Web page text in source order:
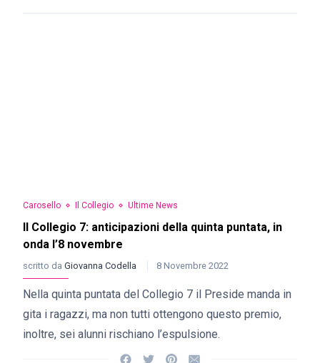
Carosello Il Collegio Ultime News
Il Collegio 7: anticipazioni della quinta puntata, in
onda l’8 novembre
scritto da Giovanna Codella 8 Novembre 2022
Nella quinta puntata del Collegio 7 il Preside manda in
gita i ragazzi, ma non tutti ottengono questo premio,
inoltre, sei alunni rischiano l’espulsione.